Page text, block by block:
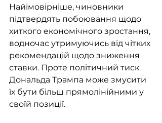
Найімовірніше, чиновники
підтвердять побоювання щодо
хиткого економічного зростання,
водночас утримуючись від чітких
рекомендацій щодо зниження
ставки. Проте політичний тиск
Дональда Трампа може змусити
їх бути більш прямолінійними у
своїй позиції.